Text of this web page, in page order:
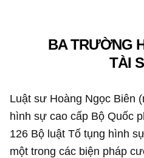
BA TRƯỜNG
TÀI
Luật sư Hoàng Ngọc Biên
hình sự cao cấp Bộ Quốc
126 Bộ luật Tố tụng hình
một trong các biện pháp